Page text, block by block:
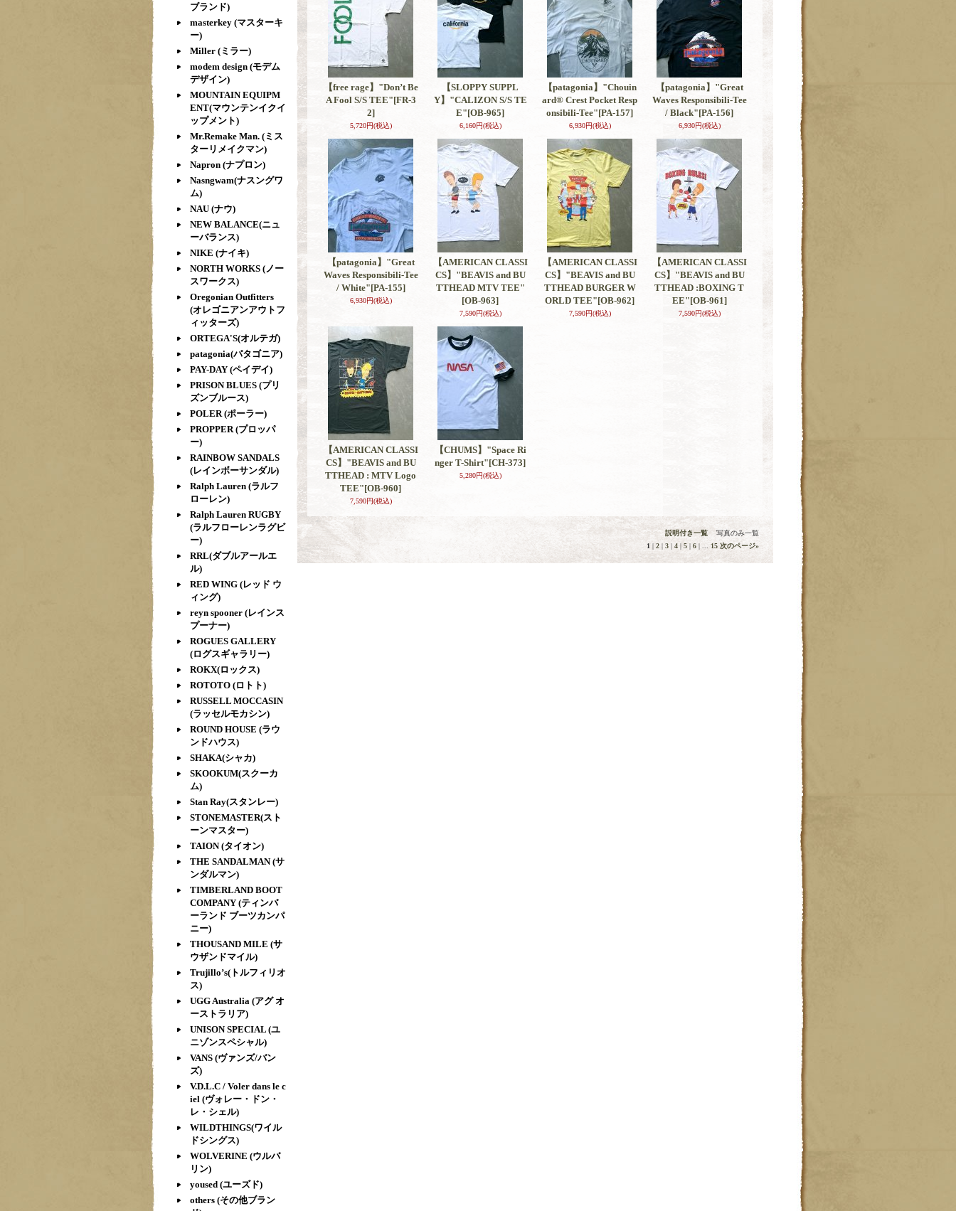
ブランド)
masterkey (マスターキ
ー)
Miller (ミラー)
modem design (モデム
デザイン)
MOUNTAIN EQUIPM
ENT(マウンテンイクイ
ップメント)
Mr.Remake Man. (ミス
ターリメイクマン)
Napron (ナプロン)
Nasngwam(ナスングワ
ム)
NAU (ナウ)
NEW BALANCE(ニュ
ーバランス)
NIKE (ナイキ)
NORTH WORKS (ノー
スワークス)
Oregonian Outfitters
(オレゴニアンアウトフ
ィッターズ)
ORTEGA'S(オルテガ)
patagonia(パタゴニア)
PAY-DAY (ペイデイ)
PRISON BLUES (プリ
ズンブルース)
POLER (ポーラー)
PROPPER (プロッパ
ー)
RAINBOW SANDALS
(レインボーサンダル)
Ralph Lauren (ラルフ
ローレン)
Ralph Lauren RUGBY
(ラルフローレンラグビ
ー)
RRL(ダブルアールエ
ル)
RED WING (レッド ウ
ィング)
reyn spooner (レインス
プーナー)
ROGUES GALLERY
(ログスギャラリー)
ROKX(ロックス)
ROTOTO (ロトト)
RUSSELL MOCCASIN
(ラッセルモカシン)
ROUND HOUSE (ラウ
ンドハウス)
SHAKA(シャカ)
SKOOKUM(スクーカ
ム)
Stan Ray(スタンレー)
STONEMASTER(スト
ーンマスター)
TAION (タイオン)
THE SANDALMAN (サ
ンダルマン)
TIMBERLAND BOOT
COMPANY (ティンバ
ーランド ブーツカンパ
ニー)
THOUSAND MILE (サ
ウザンドマイル)
Trujillo’s(トルフィリオ
ス)
UGG Australia (アグ オ
ーストラリア)
UNISON SPECIAL (ユ
ニゾンスペシャル)
VANS (ヴァンズ/バン
ズ)
V.D.L.C / Voler dans le c
iel (ヴォレー・ドン・
レ・シェル)
WILDTHINGS(ワイル
ドシングス)
WOLVERINE (ウルバ
リン)
yoused (ユーズド)
others (その他ブラン
【free rage】"Don’t Be
A Fool S/S TEE"[FR-3
2]
5,720円(税込)
【SLOPPY SUPPL
Y】"CALIZON S/S TE
E"[OB-965]
6,160円(税込)
【patagonia】"Chouin
ard® Crest Pocket Resp
onsibili-Tee"[PA-157]
6,930円(税込)
【patagonia】"Great
Waves Responsibili-Tee
/ Black"[PA-156]
6,930円(税込)
【patagonia】"Great
Waves Responsibili-Tee
/ White"[PA-155]
6,930円(税込)
【AMERICAN CLASSI
CS】"BEAVIS and BU
TTHEAD MTV TEE"
[OB-963]
7,590円(税込)
【AMERICAN CLASSI
CS】"BEAVIS and BU
TTHEAD BURGER W
ORLD TEE"[OB-962]
7,590円(税込)
【AMERICAN CLASSI
CS】"BEAVIS and BU
TTHEAD :BOXING T
EE"[OB-961]
7,590円(税込)
【AMERICAN CLASSI
CS】"BEAVIS and BU
TTHEAD : MTV Logo
TEE"[OB-960]
7,590円(税込)
【CHUMS】"Space Ri
nger T-Shirt"[CH-373]
5,280円(税込)
説明付き一覧 写真のみ一覧
1 | 2 | 3 | 4 | 5 | 6 | 15 次のページ»